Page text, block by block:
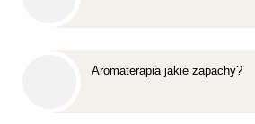
Aromaterapia jakie zapachy?